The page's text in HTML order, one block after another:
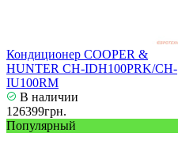
Кондиционер COOPER &
HUNTER CH-IDH100PRK/CH-
IU100RM
В наличии
126399грн.
Популярный